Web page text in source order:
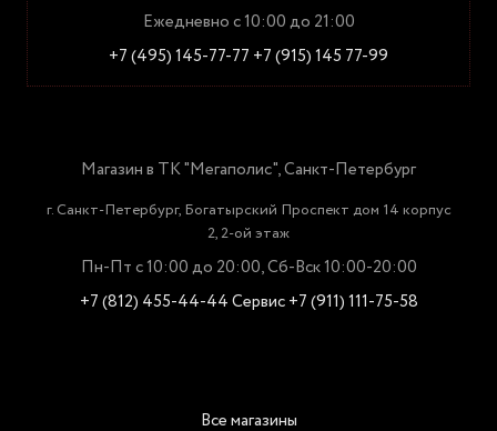
Ежедневно с 10:00 до 21:00
+7 (495) 145-77-77 +7 (915) 145 77-99
Магазин в ТК "Мегаполис", Санкт-Петербург
г. Санкт-Петербург, Богатырский Проспект дом 14 корпус
2, 2-ой этаж
Пн-Пт с 10:00 до 20:00, Сб-Вск 10:00-20:00
+7 (812) 455-44-44Сервис +7 (911) 111-75-58
Все магазины